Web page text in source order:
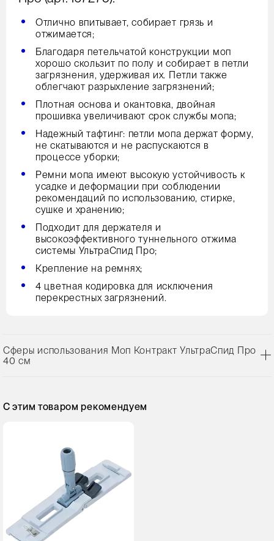
Отлично впитывает, собирает грязь и
отжимается;
Благодаря петельчатой конструкции моп
хорошо скользит по полу и собирает в петли
загрязнения, удерживая их. Петли также
облегчают разрыхление загрязнений;
Плотная основа и окантовка, двойная
прошивка увеличивают срок службы мопа;
Надежный тафтинг: петли мопа держат форму,
не скатываются и не распускаются в
процессе уборки;
Ремни мопа имеют высокую устойчивость к
усадке и деформации при соблюдении
рекомендаций по использованию, стирке,
сушке и хранению;
Подходит для держателя и
высокоэффективного туннельного отжима
системы УльтраСпид Про;
Крепление на ремнях;
4 цветная кодировка для исключения
перекрестных загрязнений.
Сферы использования Моп Контракт УльтраСпид Про
40 см
С этим товаром рекомендуем